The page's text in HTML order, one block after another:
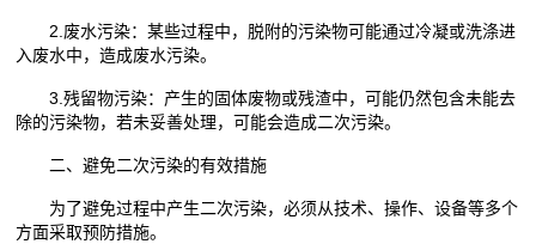
2.废水污染：某些过程中，脱附的污染物可能通过冷凝或洗涤进
入废水中，造成废水污染。
3.残留物污染：产生的固体废物或残渣中，可能仍然包含未能去
除的污染物，若未妥善处理，可能会造成二次污染。
二、避免二次污染的有效措施
为了避免过程中产生二次污染，必须从技术、操作、设备等多个
方面采取预防措施。